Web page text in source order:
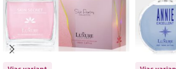
Luxure EDP women 100ml-Like me –
– My Way) – P1015